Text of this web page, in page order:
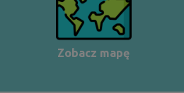
Zobacz mapę